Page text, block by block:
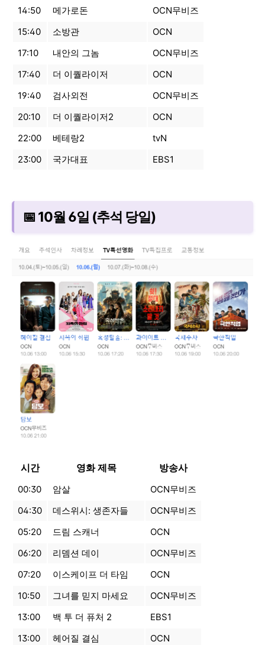
14:50
메가로돈
OCN무비즈
15:40
소방관
OCN
17:10
내안의 그놈
OCN무비즈
17:40
더 이퀄라이저
OCN
19:40
검사외전
OCN무비즈
20:10
더 이퀄라이저2
OCN
22:00
베테랑2
tvN
23:00
국가대표 EBS1
📅 10월 6일 (추석 당일)
시간 영화 제목 방송사
00:30 암살
OCN무비즈
04:30
데스위시: 생존자들
OCN무비즈
05:20
드림 스캐너
OCN
06:20
리뎀션 데이
OCN무비즈
07:20
이스케이프 더 타임
OCN
10:50
그녀를 믿지 마세요
OCN무비즈
13:00
백 투 더 퓨처 2
EBS1
13:00
헤어질 결심
OCN